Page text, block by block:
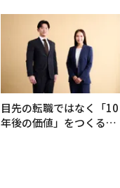
目先の転職ではなく「10
年後の価値」をつくる─